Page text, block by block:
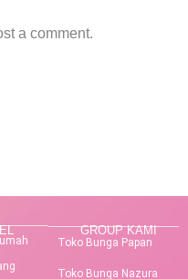
a comment.
GROUP KAMI
Toko Bunga Papan
Toko Bunga Nazura